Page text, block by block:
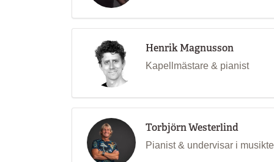
Henrik Magnusson
Kapellmästare & pianist
Torbjörn Westerlind
Pianist & undervisar i